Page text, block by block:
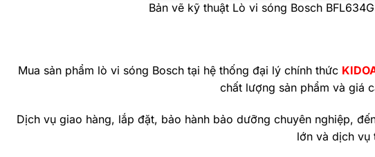
Bản vẽ kỹ thuật Lò vi sóng Bosch
Mua sản phẩm lò vi sóng Bosch tại hệ thống đại lý chính thức
chất lượng sản phẩm và giá
Dịch vụ giao hàng, lắp đặt, bảo hành bảo dưỡng chuyên nghiệp,
lớn và dịch vụ